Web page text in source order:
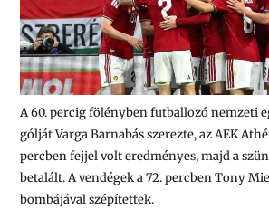
A 60. percig fölényben futballozó nemzeti
gólját Varga Barnabás szerezte, az AEK
percben fejjel volt eredményes, majd a
betalált. A vendégek a 72. percben Tony
bombájával szépítettek.